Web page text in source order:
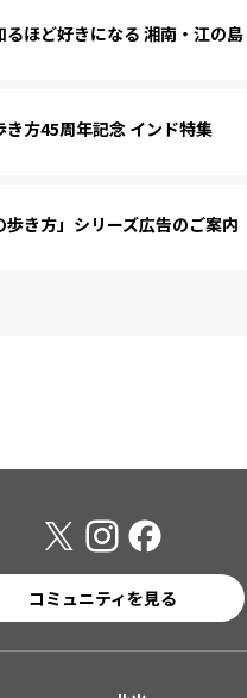
るほど好きになる 湘南・江の島
き方45周年記念 インド特集
歩き方」シリーズ広告のご案内
コミュニティを見る